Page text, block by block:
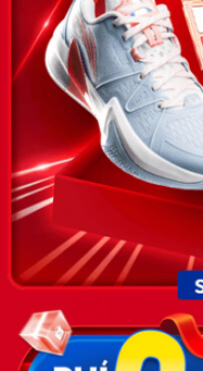
News.timviec.com.vn là
nhân sự, nghề nghiệp
doanh nghiệp, nhân sự
cập nhật thông tin và
KẾT NỐI